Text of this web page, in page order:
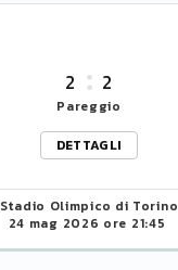
2 2
Pareggio
DETTAGLI
Stadio Olimpico di Torino
24 mag 2026 ore 21:45